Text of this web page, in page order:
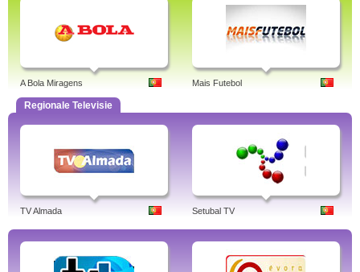
A Bola Miragens Mais Futebol
Regionale Televisie
TV Almada Setubal TV